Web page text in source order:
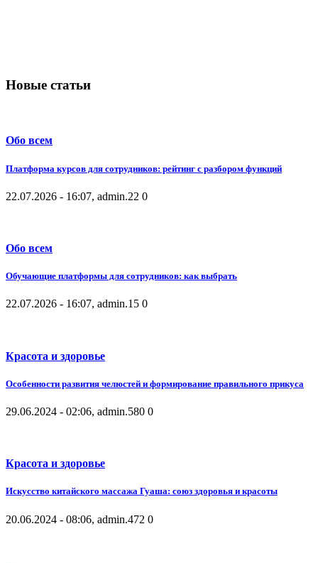
Новые статьи
Обо всем
Платформа курсов для сотрудников: рейтинг с разбором функций
22.07.2026 - 16:07, admin.22 0
Обо всем
Обучающие платформы для сотрудников: как выбрать
22.07.2026 - 16:07, admin.15 0
Красота и здоровье
Особенности развития челюстей и формирование правильного прикуса
29.06.2024 - 02:06, admin.580 0
Красота и здоровье
Искусство китайского массажа Гуаша: союз здоровья и красоты
20.06.2024 - 08:06, admin.472 0